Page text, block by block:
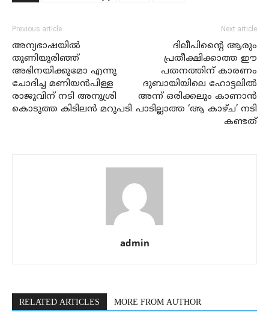
Previous article
അന്യഭാഷയില്‍
തുണിയുരിഞ്ഞ്
അഭിനയിക്കുമോ എന്നു
ചോദിച്ച മണിയന്‍പിള്ള
രാജുവിന് നടി അനുശ്രി
കൊടുത്ത കിടിലന്‍ മറുപടി
Next article
ദിലീപിന്റൈ ആരും
പ്രതീക്ഷിക്കാത്ത ഈ
പതനത്തിന് കാരണം
ദുബായിയിലെ ഹോട്ടലില്‍
അന്ന് ഒരിക്കലും കാണാന്‍
പാടില്ലാത്ത ‘ആ കാഴ്ച’ നടി
കണ്ടത്‌
admin
RELATED ARTICLES MORE FROM AUTHOR